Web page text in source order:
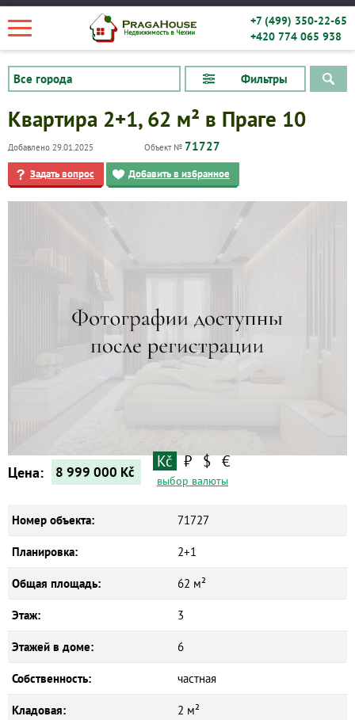
+7 (499) 350-22-65
+420 774 065 938
Фильтры
Квартиры
Квартира 2+1, 62 м² в Праге 10
Добавлено 29.01.2025 Объект № 71727
Задать вопрос Добавить в избранное
Цена: 8 999 000 Kč
Kč ₽ $ €
выбор валюты
Номер объекта: 71727
Планировка: 2+1
Общая площадь: 62 м²
Этаж: 3
Этажей в доме: 6
Собственность: частная
Кладовая: 2 м²